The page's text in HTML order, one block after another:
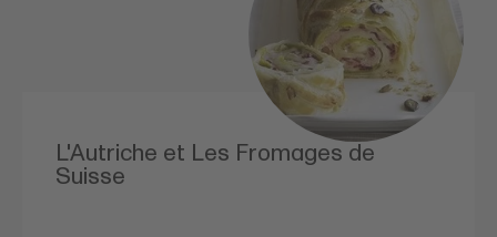
L'Autriche et Les Fromages de
Suisse